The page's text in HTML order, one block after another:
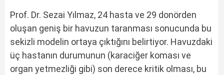
Prof. Dr. Sezai Yılmaz, 24 hasta ve 29 donörden
oluşan geniş bir havuzun taranması sonucunda bu
sekizli modelin ortaya çıktığını belirtiyor. Havuzdaki
üç hastanın durumunun (karaciğer koması ve
organ yetmezliği gibi) son derece kritik olması, bu